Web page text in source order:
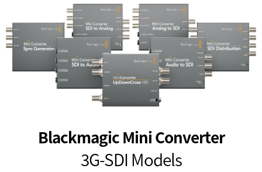
Blackmagic Mini Converter
3G-SDI Models